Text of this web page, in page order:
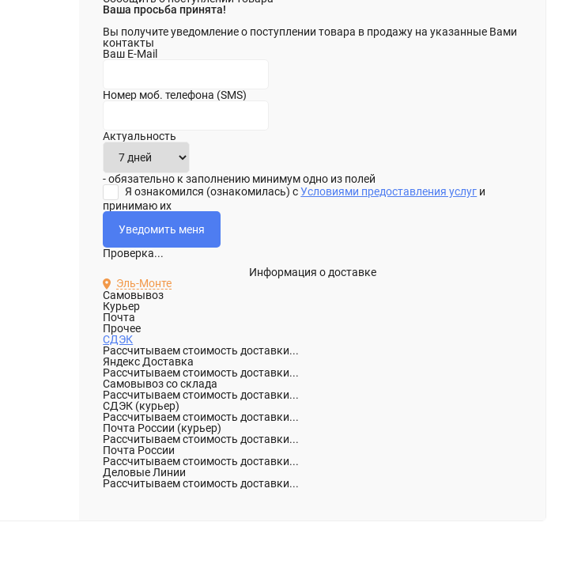
Ваша просьба принята!
Вы получите уведомление о поступлении товара в продажу на указанные Вами
контакты
Ваш E-Mail
Номер моб. телефона (SMS)
Актуальность
- обязательно к заполнению минимум одно из полей
Я ознакомился (ознакомилась) сУсловиями предоставления услуг и
принимаю их
Проверка...
Информация о доставке
Эль-Монте
Самовывоз
Курьер
Почта
Прочее
СДЭК
Рассчитываем стоимость доставки...
Яндекс Доставка
Рассчитываем стоимость доставки...
Самовывоз со склада
Рассчитываем стоимость доставки...
СДЭК (курьер)
Рассчитываем стоимость доставки...
Почта России (курьер)
Рассчитываем стоимость доставки...
Почта России
Рассчитываем стоимость доставки...
Деловые Линии
Рассчитываем стоимость доставки...